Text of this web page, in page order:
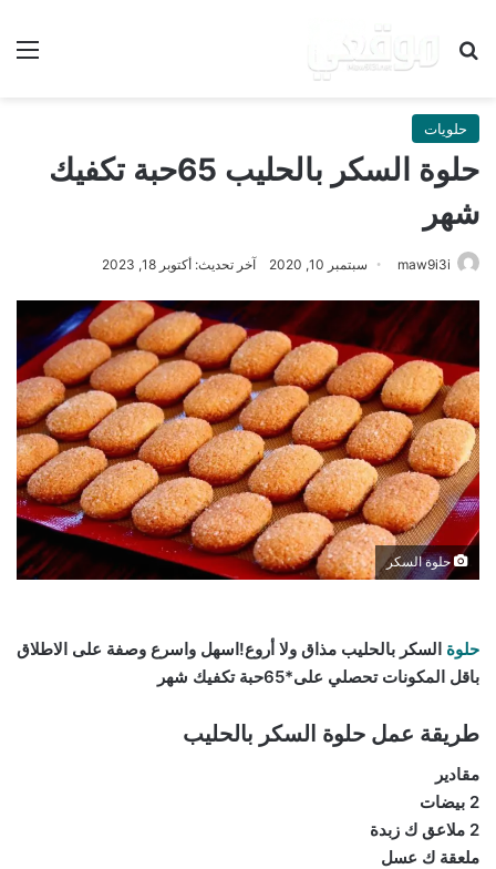
بحث عن
حلويات
حلوة السكر بالحليب 65حبة تكفيك
شهر
maw9i3i سبتمبر 10, 2020 آخر تحديث: أكتوبر 18, 2023
حلوة السكر
حلوة السكر بالحليب مذاق ولا أروع!اسهل واسرع وصفة على الاطلاق
باقل المكونات تحصلي على*65حبة تكفيك شهر
طريقة عمل حلوة السكر بالحليب
مقادير
2 بيضات
2 ملاعق ك زبدة
ملعقة ك عسل